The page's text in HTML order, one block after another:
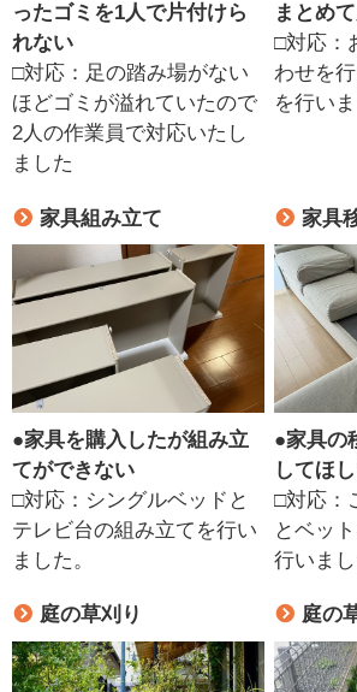
ったゴミを1人で片付けら
れない
□対応：足の踏み場がない
ほどゴミが溢れていたので
2人の作業員で対応いたし
ました
まとめ
□対応：
わせを
を行いま
家具組み立て
●家具を購入したが組み立
てができない
□対応：シングルベッドと
テレビ台の組み立てを行い
ました。
家具
●家具の
してほ
□対応：
とベッ
行いまし
庭の草刈り 庭の